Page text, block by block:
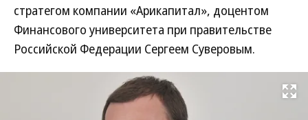
стратегом компании «Арикапитал», доцентом
Финансового университета при правительстве
Российской Федерации Сергеем Суверовым.
Развернуть